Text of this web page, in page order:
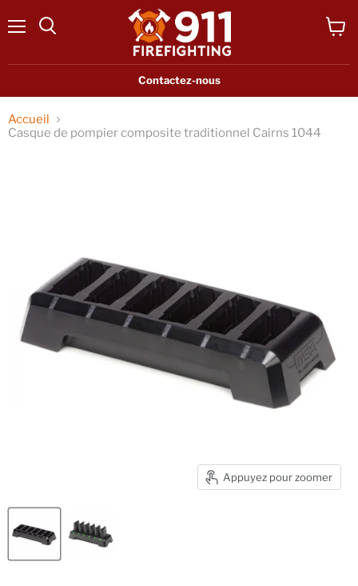
Contactez-nous
panier
Accueil
Casque de pompier composite traditionnel Cairns 1044
Appuyez pour zoomer